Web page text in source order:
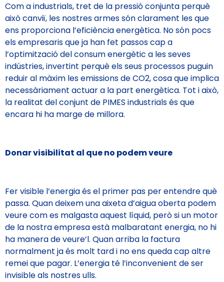
Com a industrials, tret de la pressió conjunta perquè
això canviï, les nostres armes són clarament les que
ens proporciona l’eficiència energètica. No són pocs
els empresaris que ja han fet passos cap a
l’optimització del consum energètic a les seves
indústries, invertint perquè els seus processos puguin
reduir al màxim les emissions de CO2, cosa que implica
necessàriament actuar a la part energètica. Tot i això,
la realitat del conjunt de PIMES industrials és que
encara hi ha marge de millora.
Donar visibilitat al que no podem veure
Fer visible l’energia és el primer pas per entendre què
passa. Quan deixem una aixeta d’aigua oberta podem
veure com es malgasta aquest líquid, però si un motor
de la nostra empresa està malbaratant energia, no hi
ha manera de veure’l. Quan arriba la factura
normalment ja és molt tard i no ens queda cap altre
remei que pagar. L’energia té l’inconvenient de ser
invisible als nostres ulls.